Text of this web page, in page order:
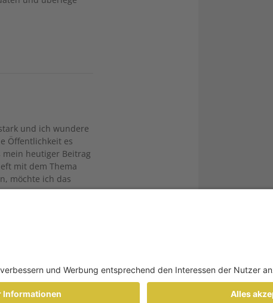
und ich wundere
Öffentlichkeit es
heutiger Beitrag
mit dem Thema
möchte ich das
Footer
DATENSCHUTZ